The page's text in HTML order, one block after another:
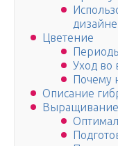
дизайне
Цветение
Уход во
Почему
Описание
Выращивание